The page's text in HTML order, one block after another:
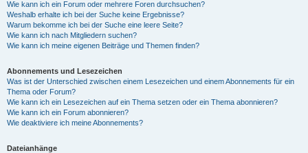
Wie kann ich ein Forum oder mehrere Foren durchsuchen?
Weshalb erhalte ich bei der Suche keine Ergebnisse?
Warum bekomme ich bei der Suche eine leere Seite?
Wie kann ich nach Mitgliedern suchen?
Wie kann ich meine eigenen Beiträge und Themen finden?
Abonnements und Lesezeichen
Was ist der Unterschied zwischen einem Lesezeichen und einem Abonnements für ein
Thema oder Forum?
Wie kann ich ein Lesezeichen auf ein Thema setzen oder ein Thema abonnieren?
Wie kann ich ein Forum abonnieren?
Wie deaktiviere ich meine Abonnements?
Dateianhänge